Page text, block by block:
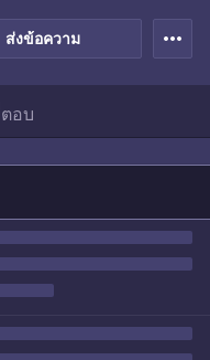
ส่งข้อความ more_horiz
อบ